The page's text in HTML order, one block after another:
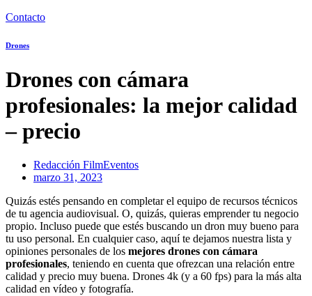
Contacto
Drones
Drones con cámara
profesionales: la mejor calidad
– precio
Redacción FilmEventos
marzo 31, 2023
Quizás estés pensando en completar el equipo de recursos técnicos
de tu agencia audiovisual. O, quizás, quieras emprender tu negocio
propio. Incluso puede que estés buscando un dron muy bueno para
tu uso personal. En cualquier caso, aquí te dejamos nuestra lista y
opiniones personales de los mejores drones con cámara
profesionales, teniendo en cuenta que ofrezcan una relación entre
calidad y precio muy buena. Drones 4k (y a 60 fps) para la más alta
calidad en vídeo y fotografía.